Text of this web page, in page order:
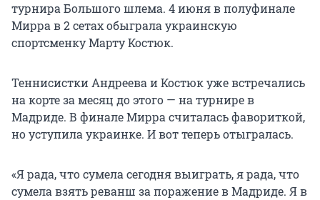
турнира Большого шлема. 4 июня в полуфинале
Мирра в 2 сетах обыграла украинскую
спортсменку Марту Костюк.
Теннисистки Андреева и Костюк уже встречались
на корте за месяц до этого — на турнире в
Мадриде. В финале Мирра считалась фавориткой,
но уступила украинке. И вот теперь отыгралась.
«Я рада, что сумела сегодня выиграть, я рада, что
сумела взять реванш за поражение в Мадриде. Я в